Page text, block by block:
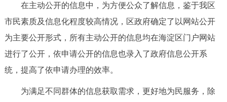
在主动公开的信息中，为方便公众了解信息，鉴于我区
市民素质及信息化程度较高情况，区政府确定了以网站公开
为主要公开形式，所有主动公开的信息均在海淀区门户网站
进行了公开，依申请公开的信息也录入了政府信息公开系
统，提高了依申请办理的效率。
为满足不同群体的信息获取需求，更好地为民服务，除